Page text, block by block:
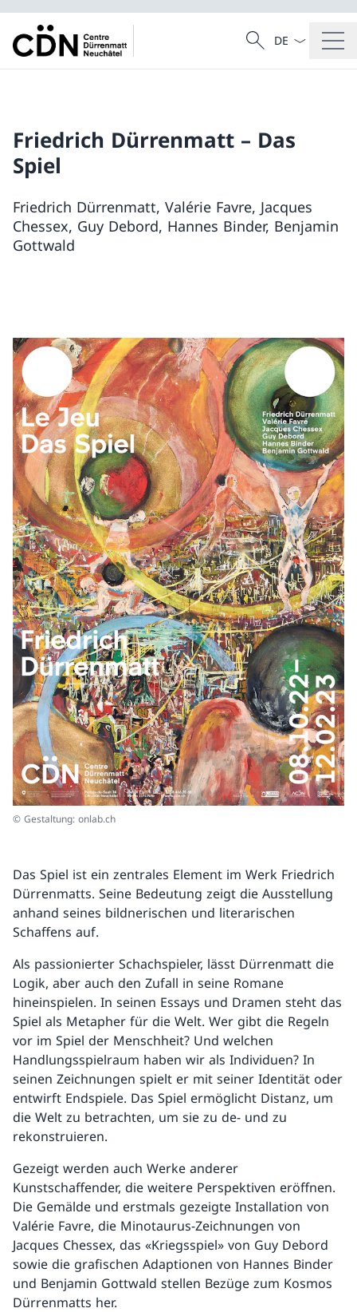
Suche
Suche
Sprach
Friedrich Dürrenmatt – Das
Spiel
Friedrich Dürrenmatt, Valérie Favre, Jacques
Chessex, Guy Debord, Hannes Binder, Benjamin
Gottwald
© Gestaltung: onlab.ch
Das Spiel ist ein zentrales Element im Werk Friedrich
Dürrenmatts. Seine Bedeutung zeigt die Ausstellung
anhand seines bildnerischen und literarischen
Schaffens auf.
Als passionierter Schachspieler, lässt Dürrenmatt die
Logik, aber auch den Zufall in seine Romane
hineinspielen. In seinen Essays und Dramen steht das
Spiel als Metapher für die Welt. Wer gibt die Regeln
vor im Spiel der Menschheit? Und welchen
Handlungsspielraum haben wir als Individuen? In
seinen Zeichnungen spielt er mit seiner Identität oder
entwirft Endspiele. Das Spiel ermöglicht Distanz, um
die Welt zu betrachten, um sie zu de- und zu
rekonstruieren.
Gezeigt werden auch Werke anderer
Kunstschaffender, die weitere Perspektiven eröffnen.
Die Gemälde und erstmals gezeigte Installation von
Valérie Favre, die Minotaurus-Zeichnungen von
Jacques Chessex, das «Kriegsspiel» von Guy Debord
sowie die grafischen Adaptionen von Hannes Binder
und Benjamin Gottwald stellen Bezüge zum Kosmos
Dürrenmatts her.